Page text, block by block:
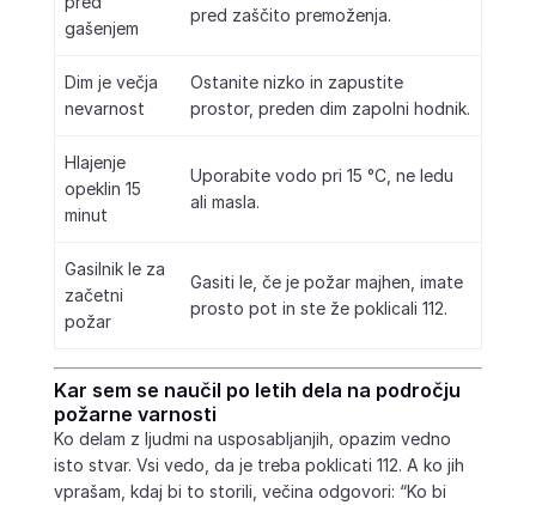
gašenjem
pred zaščito premoženja.
Dim je večja
nevarnost
Ostanite nizko in zapustite
prostor, preden dim zapolni hodnik.
Hlajenje
opeklin 15
minut
Uporabite vodo pri 15 °C, ne ledu
ali masla.
Gasilnik le za
začetni
požar
Gasiti le, če je požar majhen, imate
prosto pot in ste že poklicali 112.
Kar sem se naučil po letih dela na področju
požarne varnosti
Ko delam z ljudmi na usposabljanjih, opazim vedno
isto stvar. Vsi vedo, da je treba poklicati 112. A ko jih
vprašam, kdaj bi to storili, večina odgovori: “Ko bi